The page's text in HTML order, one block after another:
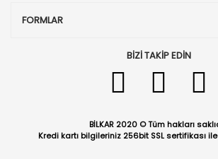
FORMLAR
BİZİ TAKİP EDİN
BİLKAR 2020 © Tüm hakları
Kredi kartı bilgileriniz 256bit SSL sertifikası